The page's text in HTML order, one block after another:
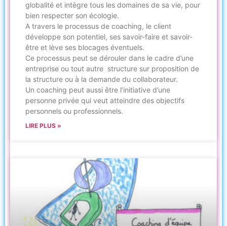
globalité et intègre tous les domaines de sa vie, pour
bien respecter son écologie.
A travers le processus de coaching, le client
développe son potentiel, ses savoir-faire et savoir-
être et lève ses blocages éventuels.
Ce processus peut se dérouler dans le cadre d’une
entreprise ou tout autre structure sur proposition de
la structure ou à la demande du collaborateur.
Un coaching peut aussi être l’initiative d’une
personne privée qui veut atteindre des objectifs
personnels ou professionnels.
LIRE PLUS »